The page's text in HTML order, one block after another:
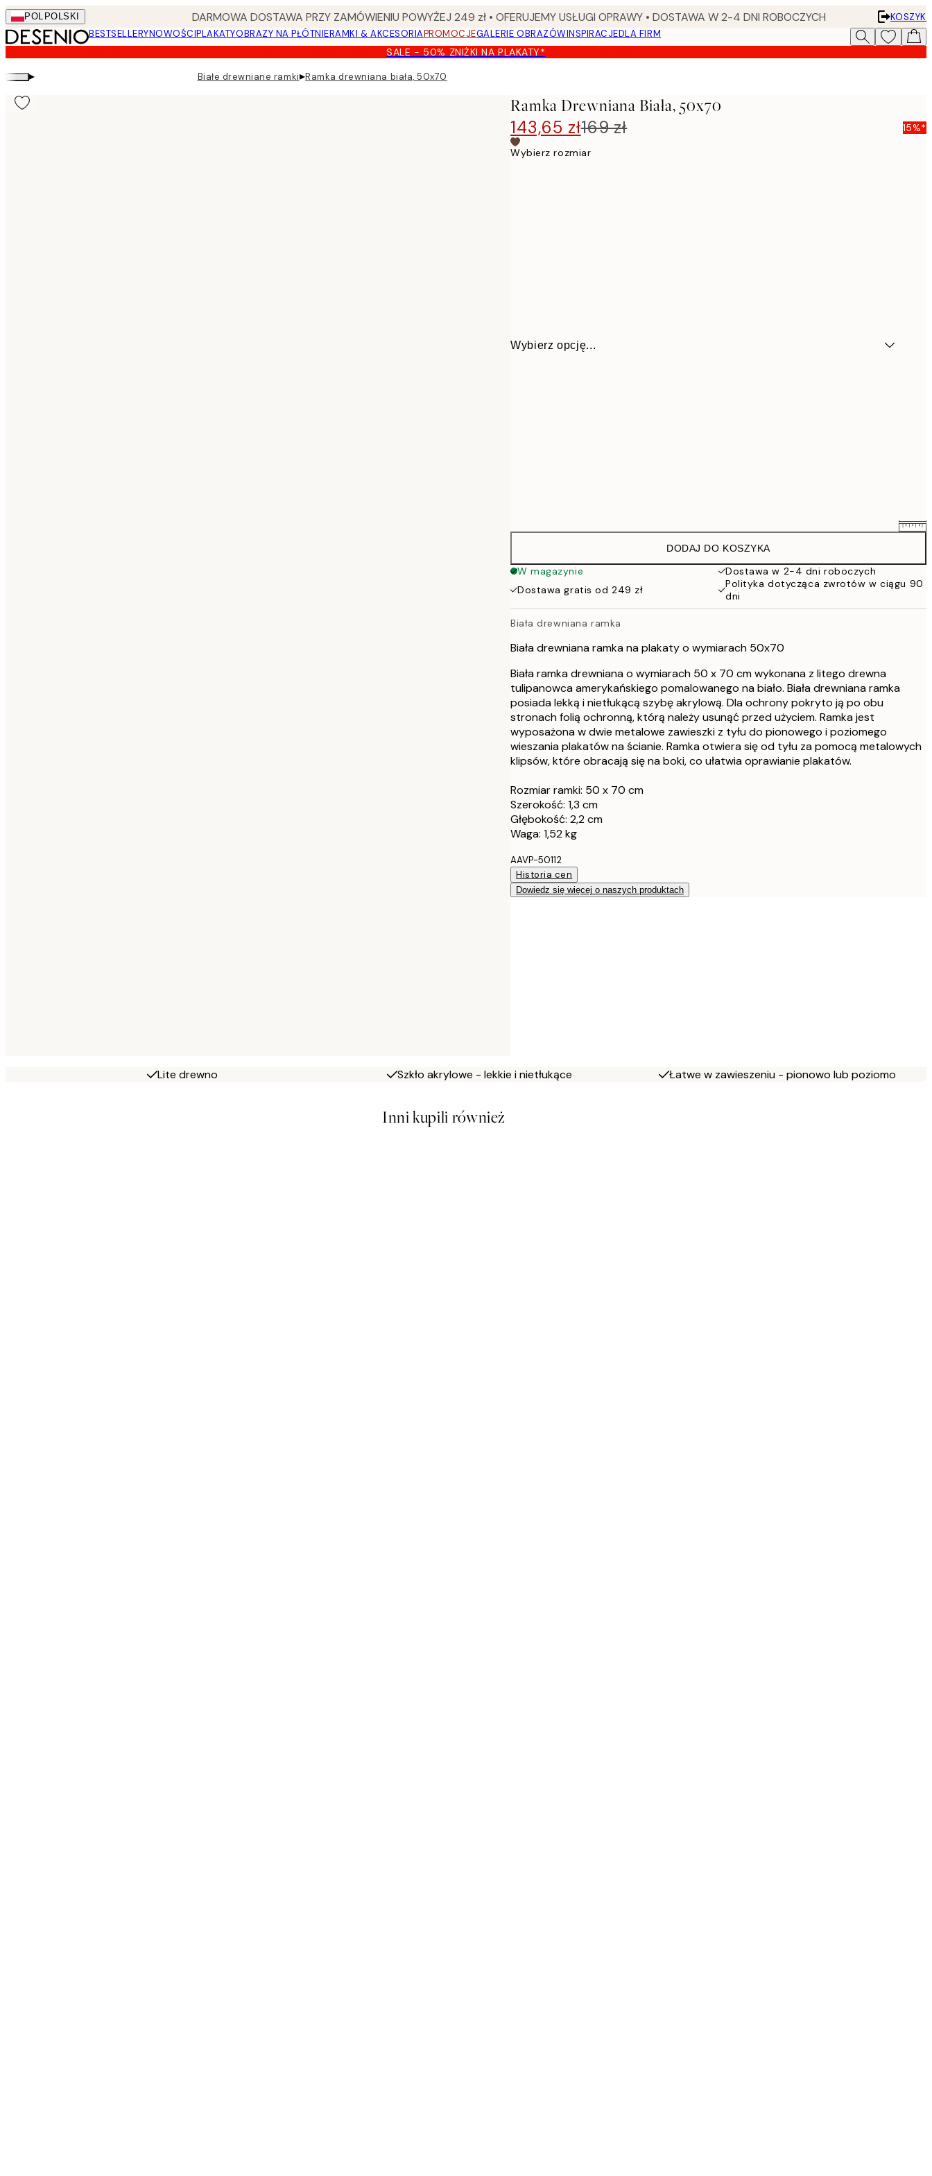
Skip
to
main
content.
POL POLSKI DARMOWA DOSTAWA PRZY ZAMÓWIENIU POWYŻEJ 249 zł • OFERUJEMY USŁUGI OPRAWY • DOSTAWA W 2-4 DNI ROBOCZYCH
KOSZYK
BESTSELLERYNOWOŚCIPLAKATYOBRAZY NA PŁÓTNIERAMKI & AKCESORIAPROMOCJEGALERIE OBRAZÓWINSPIRACJEDLA FIRM
SALE - 50% ZNIŻKI NA PLAKATY*
▸ Białe drewniane ramki▸Ramka drewniana biała, 50x70
Ramka Drewniana Biała, 50x70
143,65 zł169 zł 15%*
Wybierz rozmiar
Wybierz opcję...
25,95 zł
21x30 cm 65,45 zł
30x40 cm
50x50 cm 113,05 zł
50x70 cm 143,65 zł
100x150 cm
DODAJ DO KOSZYKA
W magazynie
Dostawa w 2-4 dni roboczych
Dostawa gratis od 249 zł
Polityka dotycząca zwrotów w ciągu 90
dni
Biała drewniana ramka
Biała drewniana ramka na plakaty o wymiarach 50x70
Biała ramka drewniana o wymiarach 50 x 70 cm wykonana z litego drewna
tulipanowca amerykańskiego pomalowanego na biało. Biała drewniana ramka
posiada lekką i nietłukącą szybę akrylową. Dla ochrony pokryto ją po obu
stronach folią ochronną, którą należy usunąć przed użyciem. Ramka jest
wyposażona w dwie metalowe zawieszki z tyłu do pionowego i poziomego
wieszania plakatów na ścianie. Ramka otwiera się od tyłu za pomocą metalowych
klipsów, które obracają się na boki, co ułatwia oprawianie plakatów.
Rozmiar ramki: 50 x 70 cm
Szerokość: 1,3 cm
Głębokość: 2,2 cm
Waga: 1,52 kg
AAVP-50112
Historia cen
Dowiedz się więcej o naszych produktach
Lite drewno Szkło akrylowe - lekkie i nietłukące Łatwe w zawieszeniu - pionowo lub poziomo
Inni kupili również